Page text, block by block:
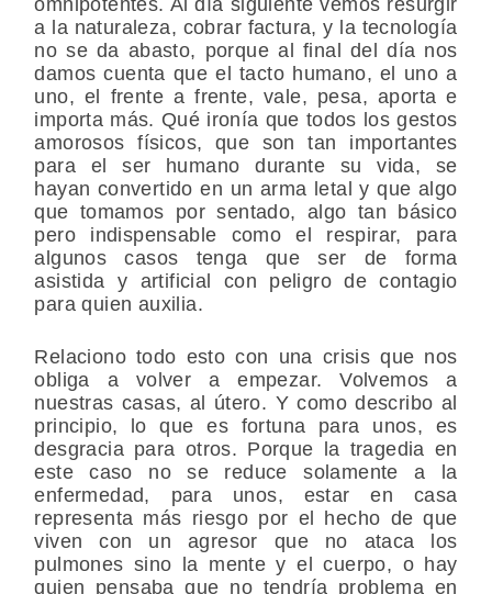
a la naturaleza, cobrar factura, y la tecnología
no se da abasto, porque al final del día nos
damos cuenta que el tacto humano, el uno a
uno, el frente a frente, vale, pesa, aporta e
importa más. Qué ironía que todos los gestos
amorosos físicos, que son tan importantes
para el ser humano durante su vida, se
hayan convertido en un arma letal y que algo
que tomamos por sentado, algo tan básico
pero indispensable como el respirar, para
algunos casos tenga que ser de forma
asistida y artificial con peligro de contagio
para quien auxilia.
Relaciono todo esto con una crisis que nos
obliga a volver a empezar. Volvemos a
nuestras casas, al útero. Y como describo al
principio, lo que es fortuna para unos, es
desgracia para otros. Porque la tragedia en
este caso no se reduce solamente a la
enfermedad, para unos, estar en casa
representa más riesgo por el hecho de que
viven con un agresor que no ataca los
pulmones sino la mente y el cuerpo, o hay
quien pensaba que no tendría problema en